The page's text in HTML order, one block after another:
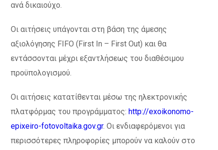
ανά δικαιούχο.
Οι αιτήσεις υπάγονται στη βάση της άμεσης
αξιολόγησης FIFO (First In – First Out) και θα
εντάσσονται μέχρι εξαντλήσεως του διαθέσιμου
προϋπολογισμού.
Οι αιτήσεις κατατίθενται μέσω της ηλεκτρονικής
πλατφόρμας του προγράμματος:http://exoikonomo-
epixeiro-fotovoltaika.gov.gr. Οι ενδιαφερόμενοι για
περισσότερες πληροφορίες μπορούν να καλούν στο